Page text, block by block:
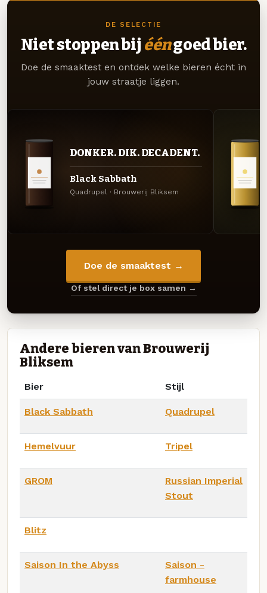
DE SELECTIE
Niet stoppen bij ééngoed bier.
Doe de smaaktest en ontdek welke bieren écht in
jouw straatje liggen.
DONKER. DIK. DECADENT.
Black Sabbath
Quadrupel · Brouwerij Bliksem
Doe de smaaktest →
Of stel direct je box samen →
Andere bieren van Brouwerij
Bliksem
Bier Stijl
Black Sabbath Quadrupel
Hemelvuur Tripel
GROM
Russian Imperial
Stout
Blitz
Saison In the Abyss
Saison -
farmhouse